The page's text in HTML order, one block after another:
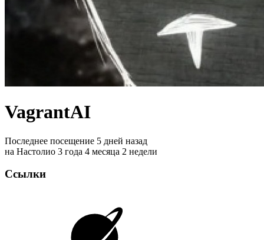
VagrantAI
Последнее посещение 5 дней назад
на Настолио 3 года 4 месяца 2 недели
Ссылки